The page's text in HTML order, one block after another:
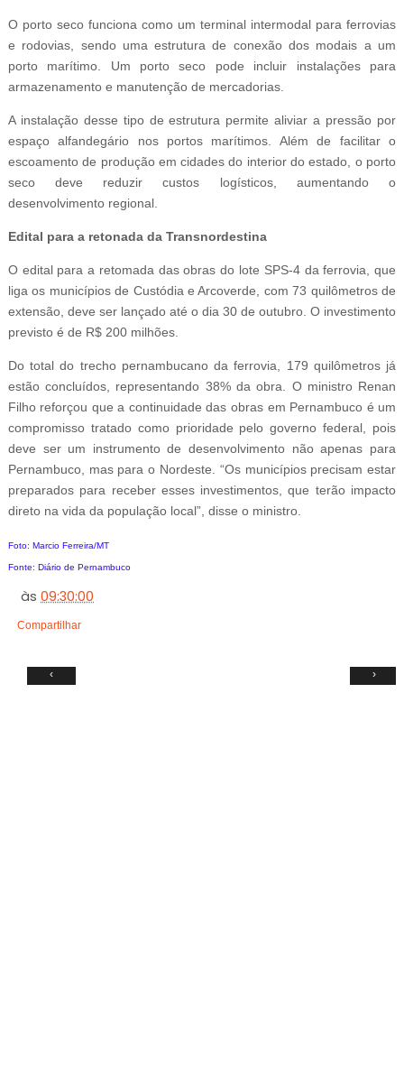
O porto seco funciona como um terminal intermodal para ferrovias
e rodovias, sendo uma estrutura de conexão dos modais a um
porto marítimo. Um porto seco pode incluir instalações para
armazenamento e manutenção de mercadorias.
A instalação desse tipo de estrutura permite aliviar a pressão por
espaço alfandegário nos portos marítimos. Além de facilitar o
escoamento de produção em cidades do interior do estado, o porto
seco deve reduzir custos logísticos, aumentando o
desenvolvimento regional.
Edital para a retonada da Transnordestina
O edital para a retomada das obras do lote SPS-4 da ferrovia, que
liga os municípios de Custódia e Arcoverde, com 73 quilômetros de
extensão, deve ser lançado até o dia 30 de outubro. O investimento
previsto é de R$ 200 milhões.
Do total do trecho pernambucano da ferrovia, 179 quilômetros já
estão concluídos, representando 38% da obra. O ministro Renan
Filho reforçou que a continuidade das obras em Pernambuco é um
compromisso tratado como prioridade pelo governo federal, pois
deve ser um instrumento de desenvolvimento não apenas para
Pernambuco, mas para o Nordeste. “Os municípios precisam estar
preparados para receber esses investimentos, que terão impacto
direto na vida da população local”, disse o ministro.
Foto: Marcio Ferreira/MT
Fonte: Diário de Pernambuco
às09:30:00
Compartilhar
‹ ›